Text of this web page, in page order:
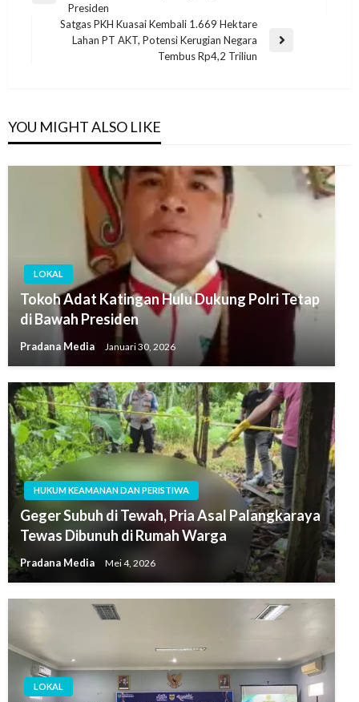
Presiden
Satgas PKH Kuasai Kembali 1.669 Hektare
Lahan PT AKT, Potensi Kerugian Negara
Tembus Rp4,2 Triliun
YOU MIGHT ALSO LIKE
LOKAL
Tokoh Adat Katingan Hulu Dukung Polri Tetap
di Bawah Presiden
Pradana Media Januari 30, 2026
HUKUM KEAMANAN DAN PERISTIWA
Geger Subuh di Tewah, Pria Asal Palangkaraya
Tewas Dibunuh di Rumah Warga
Pradana Media Mei 4, 2026
LOKAL